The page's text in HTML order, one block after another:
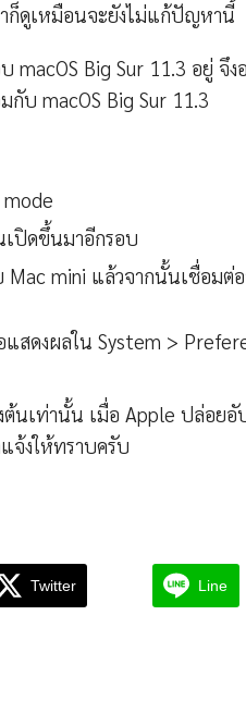
ก็ดูเหมือนจะยังไม่แก้ปัญหานี้
Big Sur 11.3 อยู่ จึง
บ macOS Big Sur 11.3
mode
เปิดขึ้นมาอีกรอบ
Mac mini แล้วจากนั้นเชื่อมต่
แสดงผลใน System >
นเท่านั้น เมื่อ Apple ปล่อยอั
จ้งให้ทราบครับ
Twitter Line